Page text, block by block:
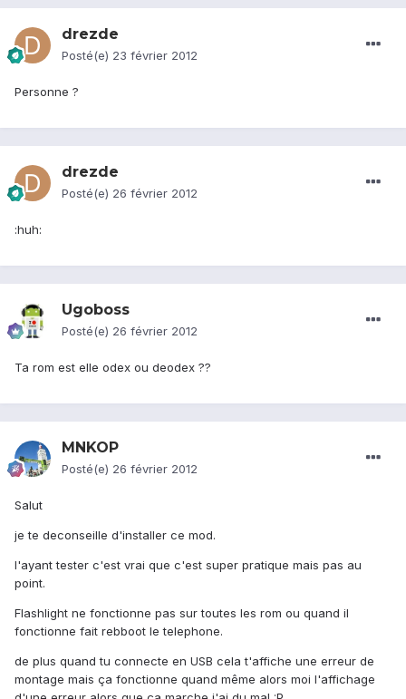
drezde
Posté(e) 23 février 2012
Personne ?
drezde
Posté(e) 26 février 2012
:huh:
Ugoboss
Posté(e) 26 février 2012
Ta rom est elle odex ou deodex ??
MNKOP
Posté(e) 26 février 2012
Salut
je te deconseille d'installer ce mod.
l'ayant tester c'est vrai que c'est super pratique mais pas au
point.
Flashlight ne fonctionne pas sur toutes les rom ou quand il
fonctionne fait rebboot le telephone.
de plus quand tu connecte en USB cela t'affiche une erreur de
montage mais ça fonctionne quand même alors moi l'affichage